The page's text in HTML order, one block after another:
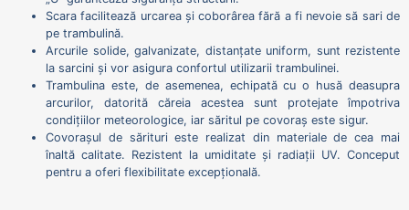
Scara facilitează urcarea și coborârea fără a fi nevoie să sari de
pe trambulină.
Arcurile solide, galvanizate, distanțate uniform, sunt rezistente
la sarcini și vor asigura confortul utilizarii trambulinei.
Trambulina este, de asemenea, echipată cu o husă deasupra
arcurilor, datorită căreia acestea sunt protejate împotriva
condițiilor meteorologice, iar săritul pe covoraș este sigur.
Covorașul de sărituri este realizat din materiale de cea mai
înaltă calitate. Rezistent la umiditate și radiații UV. Conceput
pentru a oferi flexibilitate excepțională.